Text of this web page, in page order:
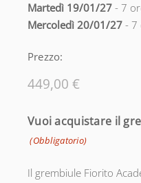
Martedì 19/01/27- 7
Mercoledì 20/01/27- 7
Prezzo:
Vuoi acquistare il
(Obbligatorio)
Il grembiule Fiorito